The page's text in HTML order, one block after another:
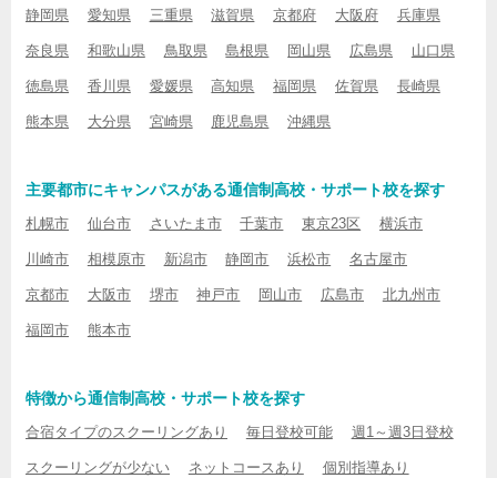
静岡県 愛知県 三重県 滋賀県 京都府 大阪府 兵庫県
奈良県 和歌山県 鳥取県 島根県 岡山県 広島県 山口県
徳島県 香川県 愛媛県 高知県 福岡県 佐賀県 長崎県
熊本県 大分県 宮崎県 鹿児島県 沖縄県
主要都市にキャンパスがある通信制高校・サポート校を探す
札幌市 仙台市 さいたま市 千葉市 東京23区 横浜市
川崎市 相模原市 新潟市 静岡市 浜松市 名古屋市
京都市 大阪市 堺市 神戸市 岡山市 広島市 北九州市
福岡市 熊本市
特徴から通信制高校・サポート校を探す
合宿タイプのスクーリングあり 毎日登校可能 週1～週3日登校
スクーリングが少ない ネットコースあり 個別指導あり